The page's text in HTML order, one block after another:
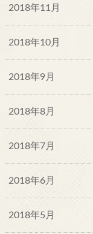
2018年11月
2018年10月
2018年9月
2018年8月
2018年7月
2018年6月
2018年5月